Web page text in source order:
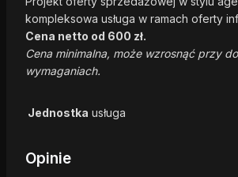
kompleksowa usługa w ramach oferty
Cena netto od 600 zł.
Cena minimalna, może wzrosnąć przy
wymaganiach.
Jednostka usługa
Opinie